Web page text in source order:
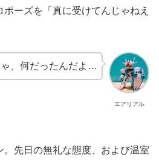
ーズを「真に受けてんじゃねえ
エアリアル
、何だったんだよ…
。先日の無礼な態度、および温室